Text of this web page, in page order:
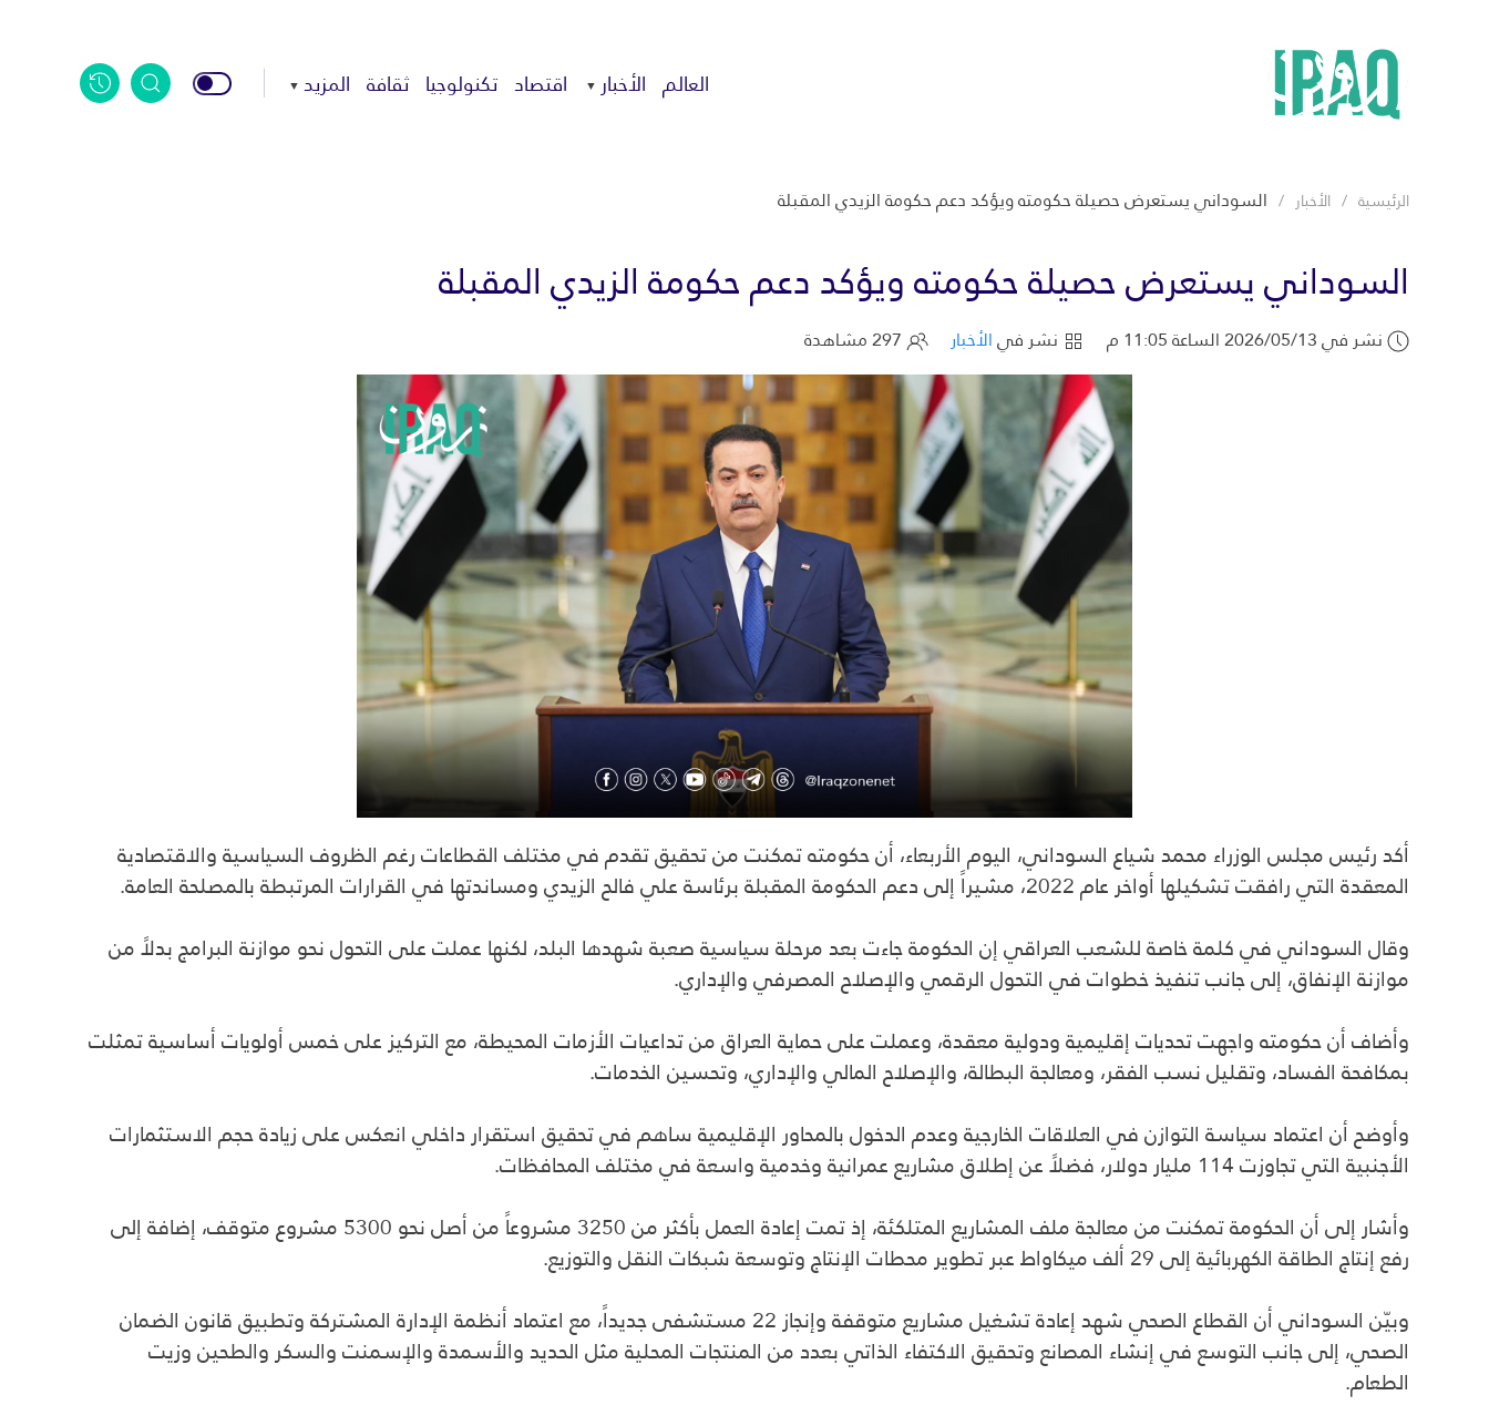
العالم الأخبار اقتصاد تكنولوجيا ثقافة المزيد
الرئيسية الأخبار السوداني يستعرض حصيلة حكومته ويؤكد دعم حكومة الزيدي المقبلة
السوداني يستعرض حصيلة حكومته ويؤكد دعم حكومة الزيدي المقبلة
نشر في 2026/05/13 الساعة 11:05 م نشر فيالأخبار
أكد رئيس مجلس الوزراء محمد شياع السوداني، اليوم الأربعاء، أن حكومته تمكنت من تحقيق تقدم في مختلف القطاعات رغم الظروف السياسية والاقتصادية
المعقدة التي رافقت تشكيلها أواخر عام 2022، مشيراً إلى دعم الحكومة المقبلة برئاسة علي فالح الزيدي ومساندتها في القرارات المرتبطة بالمصلحة العامة.
وقال السوداني في كلمة خاصة للشعب العراقي إن الحكومة جاءت بعد مرحلة سياسية صعبة شهدها البلد، لكنها عملت على التحول نحو موازنة البرامج بدلاً من
موازنة الإنفاق، إلى جانب تنفيذ خطوات في التحول الرقمي والإصلاح المصرفي والإداري.
وأضاف أن حكومته واجهت تحديات إقليمية ودولية معقدة، وعملت على حماية العراق من تداعيات الأزمات المحيطة، مع التركيز على خمس أولويات أساسية تمثلت
بمكافحة الفساد، وتقليل نسب الفقر، ومعالجة البطالة، والإصلاح المالي والإداري، وتحسين الخدمات.
وأوضح أن اعتماد سياسة التوازن في العلاقات الخارجية وعدم الدخول بالمحاور الإقليمية ساهم في تحقيق استقرار داخلي انعكس على زيادة حجم الاستثمارات
الأجنبية التي تجاوزت 114 مليار دولار، فضلاً عن إطلاق مشاريع عمرانية وخدمية واسعة في مختلف المحافظات.
وأشار إلى أن الحكومة تمكنت من معالجة ملف المشاريع المتلكئة، إذ تمت إعادة العمل بأكثر من 3250 مشروعاً من أصل نحو 5300 مشروع متوقف، إضافة إلى
رفع إنتاج الطاقة الكهربائية إلى 29 ألف ميكاواط عبر تطوير محطات الإنتاج وتوسعة شبكات النقل والتوزيع.
وبيّن السوداني أن القطاع الصحي شهد إعادة تشغيل مشاريع متوقفة وإنجاز 22 مستشفى جديداً، مع اعتماد أنظمة الإدارة المشتركة وتطبيق قانون الضمان
الصحي، إلى جانب التوسع في إنشاء المصانع وتحقيق الاكتفاء الذاتي بعدد من المنتجات المحلية مثل الحديد والأسمدة والإسمنت والسكر والطحين وزيت
الطعام.